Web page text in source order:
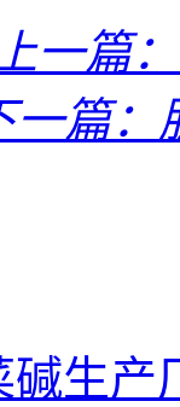
一篇
一篇
碱生产